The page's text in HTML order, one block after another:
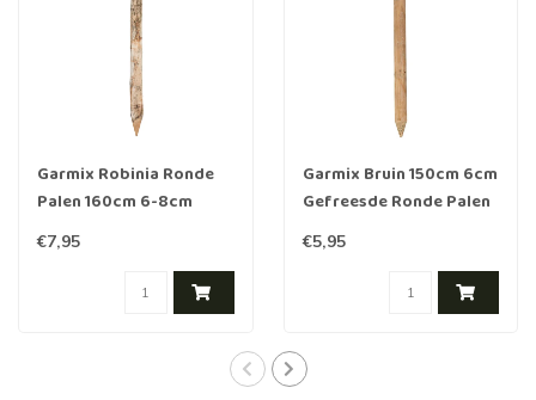
Garmix Robinia Ronde
Palen 160cm 6-8cm
€7,95
Garmix Bruin 150cm 6cm
Gefreesde Ronde Palen
Hout geïmpregneerd
€5,95